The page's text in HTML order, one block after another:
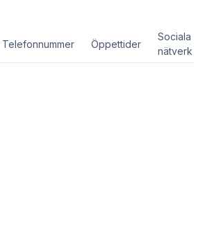
Telefonnummer Öppettider
Sociala
nätverk